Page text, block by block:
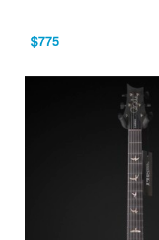
$775